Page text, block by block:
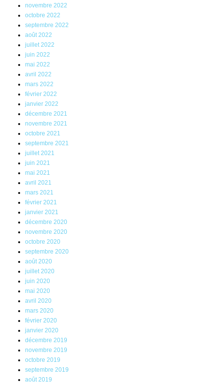
novembre 2022
octobre 2022
septembre 2022
août 2022
juillet 2022
juin 2022
mai 2022
avril 2022
mars 2022
février 2022
janvier 2022
décembre 2021
novembre 2021
octobre 2021
septembre 2021
juillet 2021
juin 2021
mai 2021
avril 2021
mars 2021
février 2021
janvier 2021
décembre 2020
novembre 2020
octobre 2020
septembre 2020
août 2020
juillet 2020
juin 2020
mai 2020
avril 2020
mars 2020
février 2020
janvier 2020
décembre 2019
novembre 2019
octobre 2019
septembre 2019
août 2019